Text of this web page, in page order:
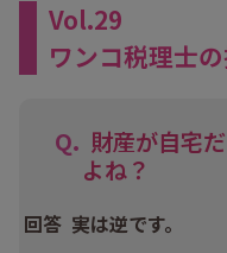
Vol.29
ワンコ税理士
財産が自宅
よね？
実は逆です。